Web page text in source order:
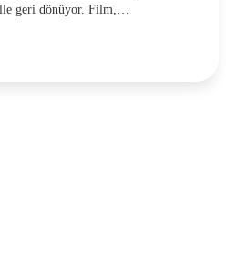
geri dönüyor. Film,…